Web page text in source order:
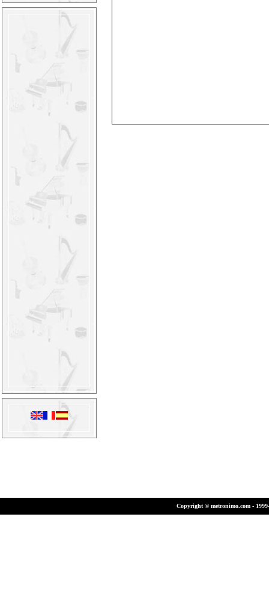
Copyright © metronimo.com -